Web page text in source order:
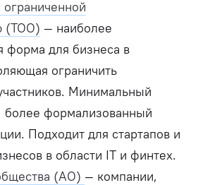
ограниченной
(ТОО) — наиболее
форма для бизнеса в
ограничить
Минимальный
более формализованный
Подходит для стартапов и
в области IT и финтех.
(АО) — компании,